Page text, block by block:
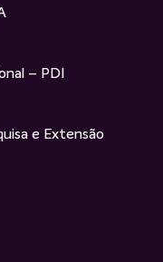
– PDI
e Extensão